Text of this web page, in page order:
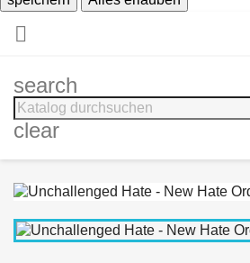

search
clear